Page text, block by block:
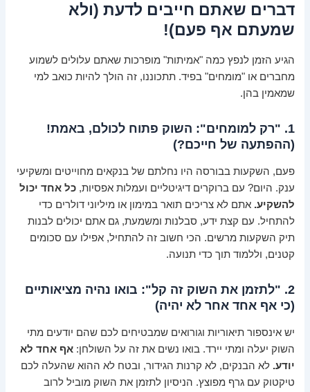
דברים שאתם חייבים לדעת (ולא
שמעתם אף פעם)!
הגיע הזמן לנפץ כמה "אמיתות" מופרכות שאתם עלולים לשמוע
מחברים או "מומחים" בפיד. תתכוננו, זה הולך להיות כואב למי
שמאמין בהן.
1. "רק למומחים": השוק פתוח לכולם, באמת!
(ההפתעה של חייכם?)
פעם, השקעות בבורסה היו נחלתם של בנקאים מחוייטים ומשקיעי
ענק. היום? עם ברוקרים דיגיטליים ועמלות אפסיות,כל אחד יכול
להשקיע. אתם לא צריכים תואר במימון או מיליוני דולרים כדי
להתחיל. עם קצת ידע, סבלנות ומשמעת, גם אתם יכולים לבנות
תיק השקעות מרשים. הכי חשוב זה להתחיל, אפילו עם סכומים
קטנים, וללמוד תוך כדי תנועה.
2. "לתזמן את השוק זה קל": בואו נהיה מציאותיים
(כי אף אחד אחר לא יהיה)
יש אינספור תיאוריות וגורואים שמבטיחים לכם שהם יודעים מתי
השוק יעלה ומתי יירד. בואו נשים את זה על השולחן:אף אחד לא
יודע. לא הבנקים, לא קרנות הגידור, ובטח לא ההוא שהעלה לכם
טיקטוק עם גרף מפוצץ. הניסיון לתזמן את השוק מוביל לרוב